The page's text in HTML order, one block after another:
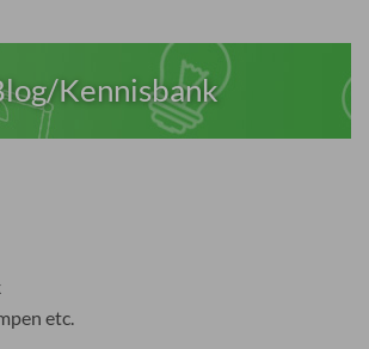
Kennisbank
etc.